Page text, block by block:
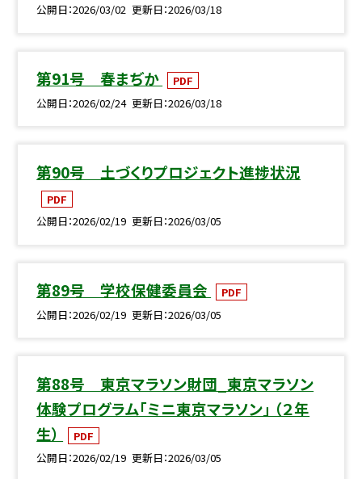
公開日 2026/03/02 更新日 2026/03/18
第91号 春まぢか
PDF
公開日 2026/02/24 更新日 2026/03/18
第90号 土づくりプロジェクト進捗状況
PDF
公開日 2026/02/19 更新日 2026/03/05
第89号 学校保健委員会
PDF
公開日 2026/02/19 更新日 2026/03/05
第88号 東京マラソン財団_東京マラソン
体験プログラム「ミニ東京マラソン」 （２年
生）
PDF
公開日 2026/02/19 更新日 2026/03/05